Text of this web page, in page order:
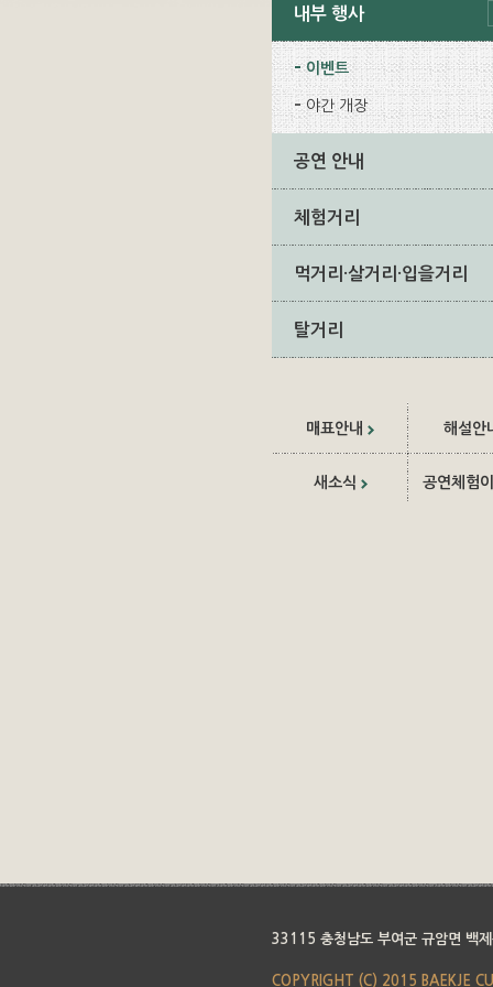
내부 행사
이벤트
야간 개장
공연 안내
체험거리
먹거리·살거리·입을거리
탈거리
매표안내 해설안
새소식 공연체험
33115 충청남도 부여군 규암면 백
COPYRIGHT (C) 2015 BAEKJE